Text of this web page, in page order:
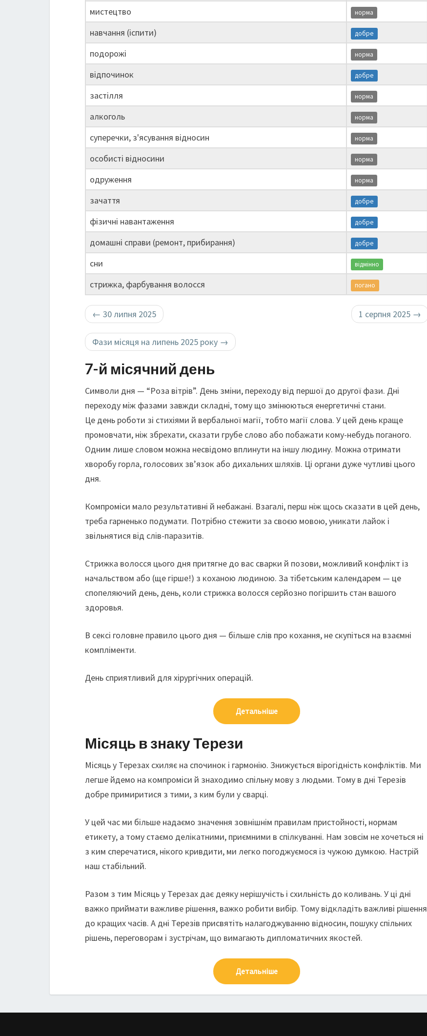
мистецтво норма
навчання (іспити) добре
подорожі норма
відпочинок добре
застілля норма
алкоголь норма
суперечки, з'ясування відносин норма
особисті відносини норма
одруження норма
зачаття добре
фізичні навантаження добре
домашні справи (ремонт, прибирання) добре
сни відмінно
стрижка, фарбування волосся погано
← 30 липня 2025 1 серпня 2025 →
Фази місяця на липень 2025 року →
7-й місячний день
Символи дня — “Роза вітрів”. День зміни, переходу від першої до другої фази. Дні
переходу між фазами завжди складні, тому що змінюються енергетичні стани.
Це день роботи зі стихіями й вербальної магії, тобто магії слова. У цей день краще
промовчати, ніж збрехати, сказати грубе слово або побажати кому-небудь поганого.
Одним лише словом можна несвідомо вплинути на іншу людину. Можна отримати
хворобу горла, голосових зв’язок або дихальних шляхів. Ці органи дуже чутливі цього
дня.
Компроміси мало результативні й небажані. Взагалі, перш ніж щось сказати в цей день,
треба гарненько подумати. Потрібно стежити за своєю мовою, уникати лайок і
звільнятися від слів-паразитів.
Cтрижка волосся цього дня притягне до вас сварки й позови, можливий конфлікт із
начальством або (ще гірше!) з коханою людиною. За тібетським календарем — це
спопеляючий день, день, коли стрижка волосся серйозно погіршить стан вашого
здоровья.
В сексі головне правило цього дня — більше слів про кохання, не скупіться на взаємні
компліменти.
День сприятливий для хірургічних операцій.
Детальніше
Місяць в знаку Терези
Місяць у Терезах схиляє на спочинок і гармонію. Знижується вірогідність конфліктів. Ми
легше йдемо на компроміси й знаходимо спільну мову з людьми. Тому в дні Терезів
добре примиритися з тими, з ким були у сварці.
У цей час ми більше надаємо значення зовнішнім правилам пристойності, нормам
етикету, а тому стаємо делікатними, приємними в спілкуванні. Нам зовсім не хочеться ні
з ким сперечатися, нікого кривдити, ми легко погоджуємося із чужою думкою. Настрій
наш стабільний.
Разом з тим Місяць у Терезах дає деяку нерішучість і схильність до коливань. У ці дні
важко приймати важливе рішення, важко робити вибір. Тому відкладіть важливі рішення
до кращих часів. А дні Терезів присвятіть налагоджуванню відносин, пошуку спільних
рішень, переговорам і зустрічам, що вимагають дипломатичних якостей.
Детальніше